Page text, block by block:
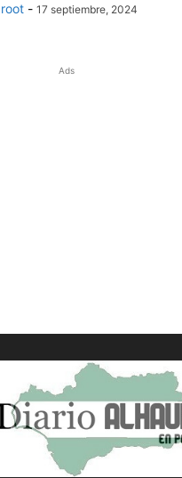
root - 17 septiembre, 2024
Ads